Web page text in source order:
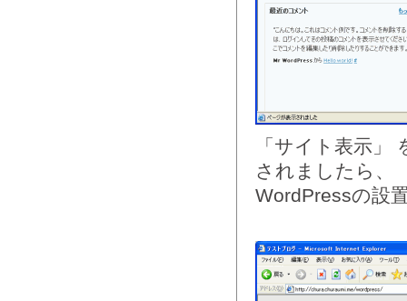
「サイト表示
されましたら、
WordPressの設